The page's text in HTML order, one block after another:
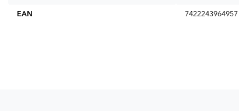
EAN 7422243964957